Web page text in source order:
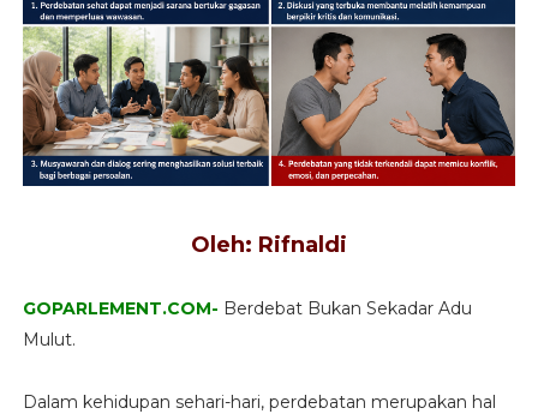
Oleh: Rifnaldi
GOPARLEMENT.COM- Berdebat Bukan Sekadar Adu
Mulut.
Dalam kehidupan sehari-hari, perdebatan merupakan hal